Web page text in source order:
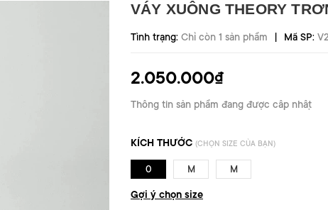
VÁY XUÔNG THEORY
Tình trạng: Chỉ còn 1 sản phẩm | Mã SP:
2.050.000₫
Thông tin sản phẩm đang được cập nhật
KÍCH THƯỚC (CHỌN SIZE CỦA BẠN)
0 M M
Gợi ý chọn size